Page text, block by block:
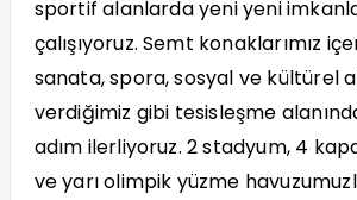
sportif alanlarda yeni yeni
çalışıyoruz. Semt konaklarımız
sanata, spora, sosyal ve kültürel
verdiğimiz gibi tesisleşme
adım ilerliyoruz. 2 stadyum, 4
ve yarı olimpik yüzme